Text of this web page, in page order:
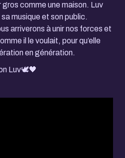
comme une maison. Luv
musique et son public.
arriverons à unir nos forces et
il le voulait, pour qu’elle
en génération.
Luv🕊️🖤